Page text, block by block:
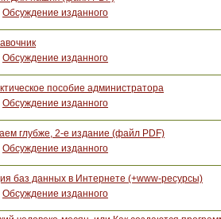
Обсуждение изданного
Обсуждение изданного
пособие администратора
Обсуждение изданного
глубже, 2-е издание (файл PDF)
Обсуждение изданного
баз данных в Интернете (+www-ресурсы)
Обсуждение изданного